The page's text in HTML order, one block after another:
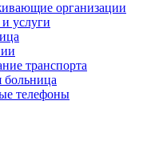
организации
услуги
транспорта
больница
телефоны